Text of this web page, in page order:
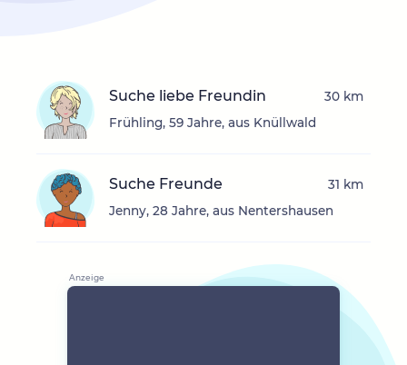
Suche liebe Freundin
Frühling, 59 Jahre, aus Knüllwald
30 km
Suche Freunde
Jenny, 28 Jahre, aus Nentershausen
31 km